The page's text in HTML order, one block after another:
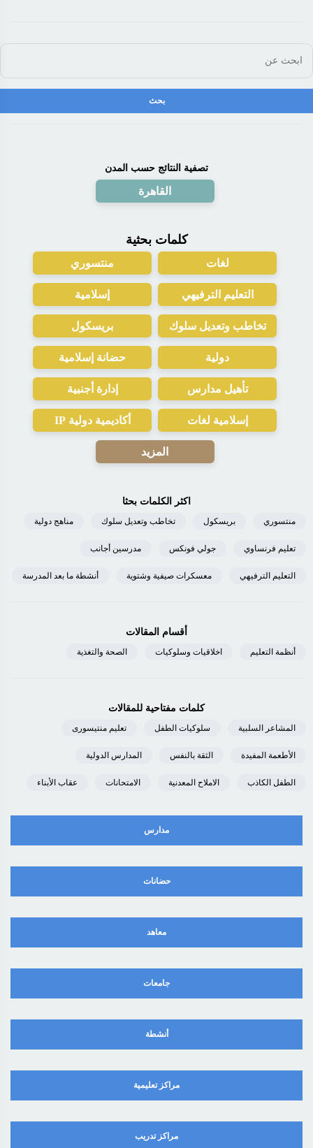
تصفية النتائج حسب المدن
القاهرة
كلمات بحثية
لغات منتسوري
التعليم الترفيهي إسلامية
تخاطب وتعديل سلوك بريسكول
دولية حضانة إسلامية
تأهيل مدارس إدارة أجنبية
إسلامية لغات أكاديمية دولية IP
المزيد
اكثر الكلمات بحثا
منتسوري بريسكول تخاطب وتعديل سلوك مناهج دولية
تعليم فرنساوي جولي فونكس مدرسين أجانب
التعليم الترفيهي معسكرات صيفية وشتوية أنشطة ما بعد المدرسة
أقسام المقالات
أنظمة التعليم اخلاقيات وسلوكيات الصحة والتغذية
كلمات مفتاحية للمقالات
المشاعر السلبية سلوكيات الطفل تعليم منتيسورى
الأطعمة المفيدة الثقة بالنفس المدارس الدولية
الطفل الكاذب الاملاح المعدنية الامتحانات عقاب الأبناء
مدارس
حضانات
معاهد
جامعات
أنشطة
مراكز تعليمية
مراكز تدريب